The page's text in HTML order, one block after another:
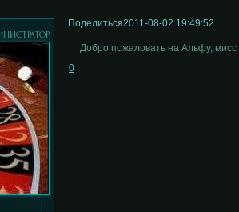
Поделиться2011-08-02 19:49:52
Добро пожаловать на Альфу,
0